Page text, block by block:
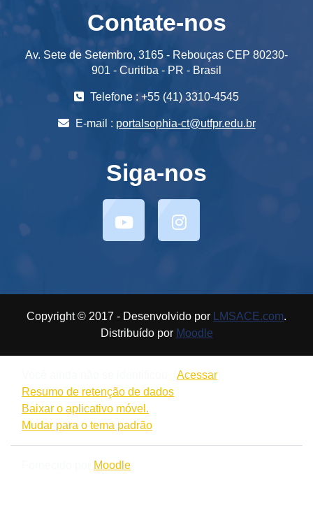
Contate-nos
Av. Sete de Setembro, 3165 - Rebouças CEP 80230-
901 - Curitiba - PR - Brasil
Telefone : +55 (41) 3310-4545
E-mail : portalsophia-ct@utfpr.edu.br
Siga-nos
Copyright © 2017 - Desenvolvido por LMSACE.com.
Distribuído por Moodle
Acessar
Resumo de retenção de dados
Baixar o aplicativo móvel.
Mudar para o tema padrão
Moodle